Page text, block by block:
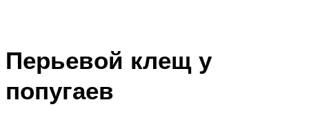
Перьевой клещ у
попугаев